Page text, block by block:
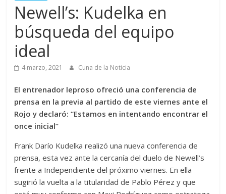
Newell’s: Kudelka en
búsqueda del equipo
ideal
4 marzo, 2021 Cuna de la Noticia
El entrenador leproso ofreció una conferencia de
prensa en la previa al partido de este viernes ante el
Rojo y declaró: “Estamos en intentando encontrar el
once inicial”
Frank Darío Kudelka realizó una nueva conferencia de
prensa, esta vez ante la cercanía del duelo de Newell’s
frente a Independiente del próximo viernes. En ella
sugirió la vuelta a la titularidad de Pablo Pérez y que